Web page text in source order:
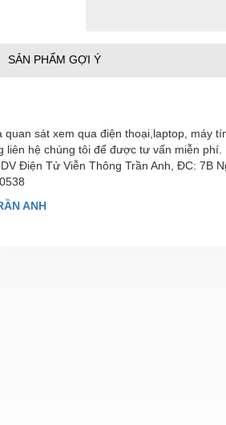
SẢN PHẨM GỢI Ý
sát xem qua điện thoại,laptop, máy
hệ chúng tôi để được tư vấn miễn phí.
Điện Tử Viễn Thông Trần Anh, ĐC: 7B
ANH